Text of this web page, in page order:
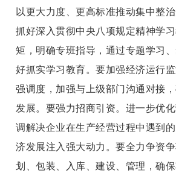
以更大力度、更高标准推动集中整
抓好深入贯彻中央八项规定精神学
矩，明确专班指导，通过专题学习
好抓实学习教育。要加强经济运行
强调度，加强与上级部门沟通对接
发展。要强力招商引资。进一步优
调解决企业在生产经营过程中遇到
济发展注入强大动力。要全力争资
划、包装、入库、建设、管理，确